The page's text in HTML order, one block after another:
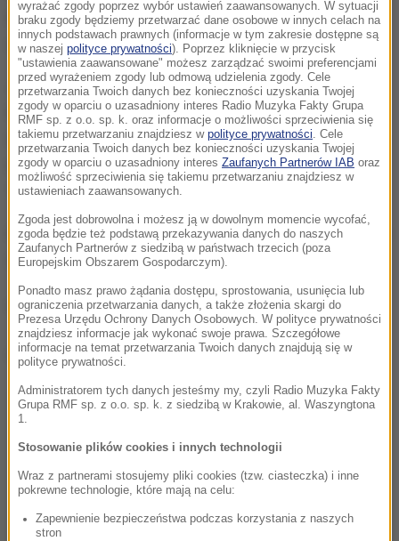
nabierać wody, co wymusiło ewakuację 137-
osobowej załogi okrętu.
Jak podały służby ratunkowe cytowane przez
norweską stację TV2, nie pojawiły się dotąd
doniesienia o uszkodzeniach tankowca czy wycieku
ropy naftowej. Według TV2 chodzi o tankowiec Sola
TS.
Agencja dpa pisze, że ze względów bezpieczeństwa
zarządzono też ewakuację załogi tego statku.
(ł)
Dalsza część artykułu pod materiałem video:
wyrażać zgody poprzez wybór ustawień zaawansowanych. W sytuacji
braku zgody będziemy przetwarzać dane osobowe w innych celach na
innych podstawach prawnych (informacje w tym zakresie dostępne są
w naszej polityce prywatności). Poprzez kliknięcie w przycisk
"ustawienia zaawansowane" możesz zarządzać swoimi preferencjami
przed wyrażeniem zgody lub odmową udzielenia zgody. Cele
przetwarzania Twoich danych bez konieczności uzyskania Twojej
zgody w oparciu o uzasadniony interes Radio Muzyka Fakty Grupa
RMF sp. z o.o. sp. k. oraz informacje o możliwości sprzeciwienia się
takiemu przetwarzaniu znajdziesz w polityce prywatności . Cele
przetwarzania Twoich danych bez konieczności uzyskania Twojej
zgody w oparciu o uzasadniony interes Zaufanych Partnerów IAB oraz
możliwość sprzeciwienia się takiemu przetwarzaniu znajdziesz w
ustawieniach zaawansowanych.
Zgoda jest dobrowolna i możesz ją w dowolnym momencie wycofać,
zgoda będzie też podstawą przekazywania danych do naszych
Zaufanych Partnerów z siedzibą w państwach trzecich (poza
Europejskim Obszarem Gospodarczym).
Ponadto masz prawo żądania dostępu, sprostowania, usunięcia lub
ograniczenia przetwarzania danych, a także złożenia skargi do
Prezesa Urzędu Ochrony Danych Osobowych. W polityce prywatności
znajdziesz informacje jak wykonać swoje prawa. Szczegółowe
informacje na temat przetwarzania Twoich danych znajdują się w
polityce prywatności.
Administratorem tych danych jesteśmy my, czyli Radio Muzyka Fakty
Grupa RMF sp. z o.o. sp. k. z siedzibą w Krakowie, al. Waszyngtona
1.
Stosowanie plików cookies i innych technologii
Wraz z partnerami stosujemy pliki cookies (tzw. ciasteczka) i inne
pokrewne technologie, które mają na celu:
Zapewnienie bezpieczeństwa podczas korzystania z naszych
stron